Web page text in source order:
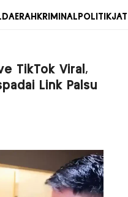
Indonesia dan Internasional
DAERAH KRIMINAL POLITIK
TikTok Viral,
Link Palsu